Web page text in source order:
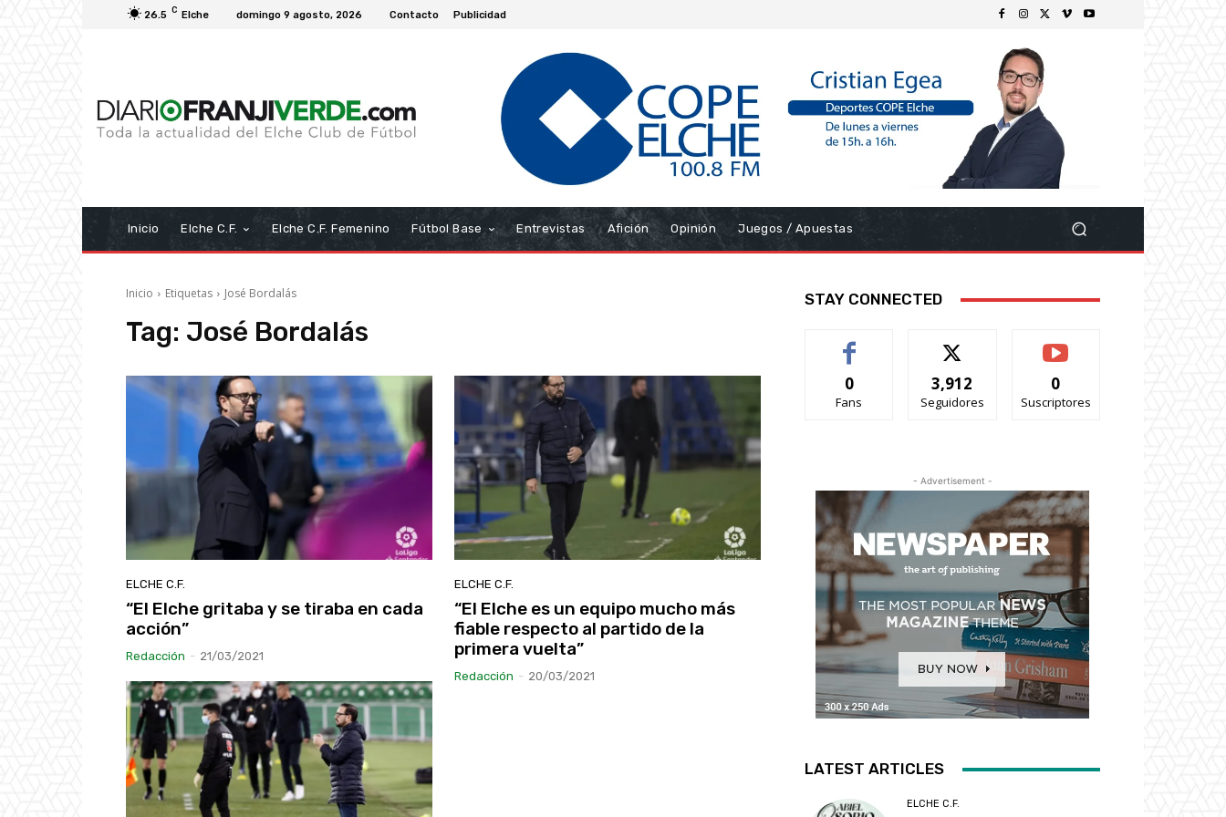
26.5 C Elche domingo 9 agosto, 2026 Contacto Publicidad
Inicio Elche C.F. Elche C.F. Femenino Fútbol Base Entrevistas Afición Opinión Juegos / Apuestas
Inicio Etiquetas José Bordalás
Tag: José Bordalás
ELCHE C.F.
“El Elche gritaba y se tiraba en cada
acción”
Redacción - 21/03/2021
ELCHE C.F.
“El Elche es un equipo mucho más
fiable respecto al partido de la
primera vuelta”
Redacción - 20/03/2021
STAY CONNECTED
0
Fans
3,912
Seguidores
0
Suscriptores
- Advertisement -
LATEST ARTICLES
ELCHE C.F.